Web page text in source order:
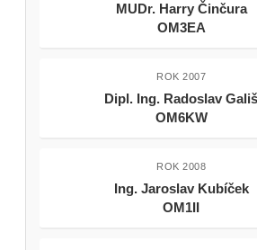
MUDr. Harry Činčura
OM3EA
ROK 2007
Dipl. Ing. Radoslav Gališ
OM6KW
ROK 2008
Ing. Jaroslav Kubíček
OM1II